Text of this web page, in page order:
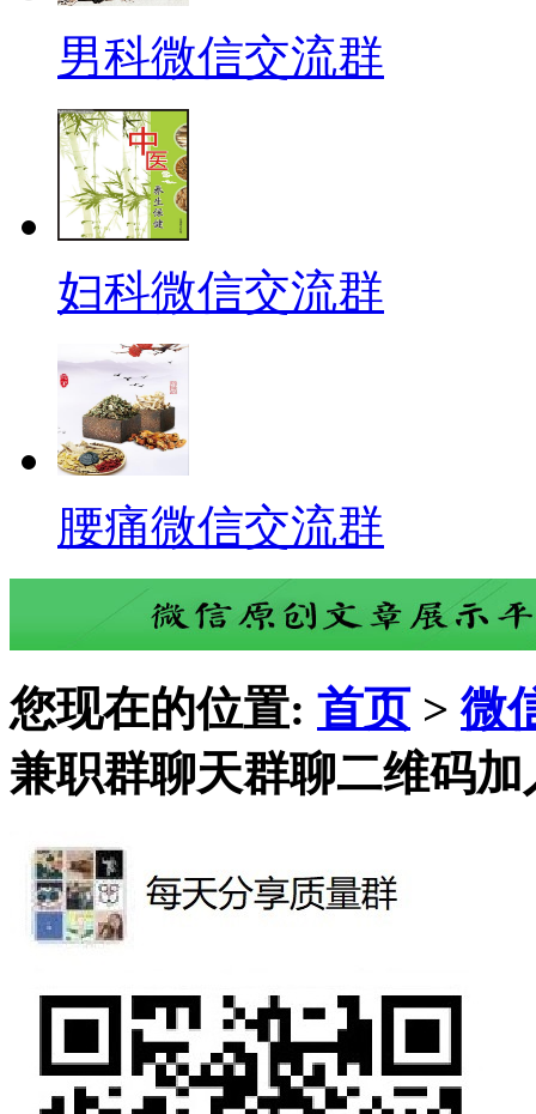
男科微信交流群
妇科微信交流群
腰痛微信交流群
您现在的位置: 首页 >微
兼职群聊天群聊二维码